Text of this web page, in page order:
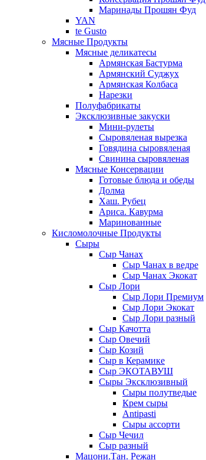
Маринады Прошян Фуд
YAN
te Gusto
Мясные Продукты
Мясные деликатесы
Армянская Бастурма
Армянский Суджух
Армянская Колбаса
Нарезки
Полуфабрикаты
Эксклюзивные закуски
Мини-рулеты
Сыровяленая вырезка
Говядина сыровяленая
Свинина сыровяленая
Мясные Консервации
Готовые блюда и обеды
Долма
Хаш. Рубец
Ариса. Кавурма
Маринованные
Кисломолочные Продукты
Сыры
Сыр Чанах
Сыр Чанах в ведре
Сыр Чанах Экокат
Сыр Лори
Сыр Лори Премиум
Сыр Лори Экокат
Сыр Лори разный
Сыр Качотта
Сыр Овечий
Сыр Козий
Сыр в Керамике
Сыр ЭКОТАВУШ
Сыры Эксклюзивный
Сыры полутведые
Крем сыры
Antipasti
Сыры ассорти
Сыр Чечил
Сыр разный
Мацони.Тан. Режан